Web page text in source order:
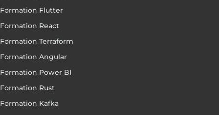
Formation Flutter
Formation React
Formation Terraform
Formation Angular
Formation Power BI
Formation Rust
Formation Kafka